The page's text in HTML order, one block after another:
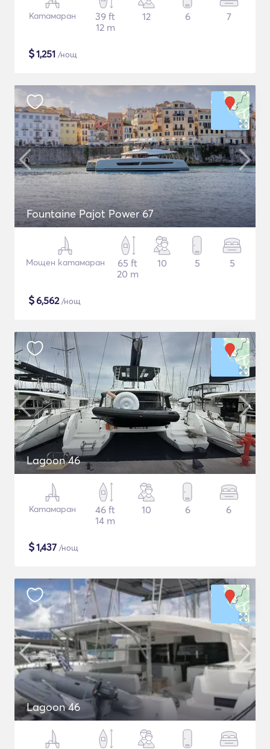
Катамаран
39 ft
12 m
12 6 7
$1,251 /нощ
Fountaine Pajot Power 67
Мощен катамаран
65 ft
20 m
10 5 5
$6,562/нощ
Lagoon 46
Катамаран
46 ft
14 m
10 6 6
$1,437 /нощ
Lagoon 46